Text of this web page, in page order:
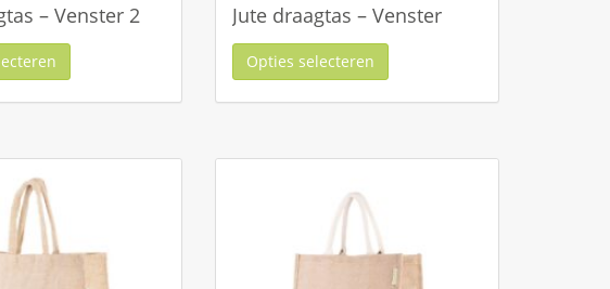
– Venster 2 Jute draagtas – Venster
Opties selecteren